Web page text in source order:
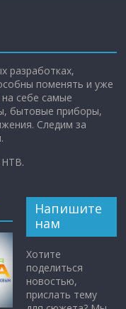
разработках,
поменять и уже
себе самые
бытовые приборы,
Следим за
НТВ.
Напишите
нам
Хотите
поделиться
новостью,
прислать тему